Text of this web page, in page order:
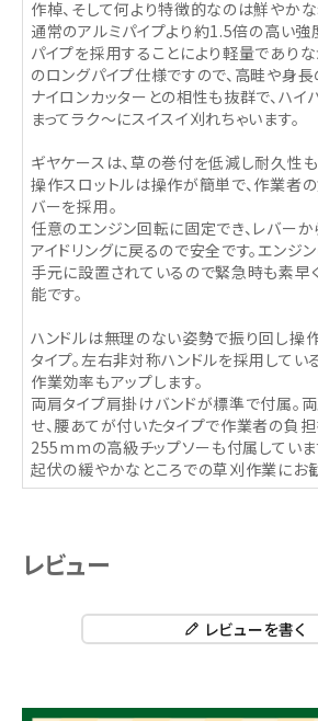
作棹、そして何より特徴的なのは鮮やかな
通常のアルミパイプより約1.5倍の高い強
パイプを採用することにより軽量であり
のロングパイプ仕様ですので、高畦や身長
ナイロンカッターとの相性も抜群で、ハイ
まってラク～にスイスイ刈れちゃいます。
ギヤケースは、草の巻付を低減し耐久性も
操作スロットルは操作が簡単で、作業者
バーを採用。
任意のエンジン回転に固定でき、レバー
アイドリングに戻るので安全です。エンジ
手元に設置されているので緊急時も素早
能です。
ハンドルは無理のない姿勢で振り回し操
タイプ。左右非対称ハンドルを採用してい
作業効率もアップします。
両肩タイプ肩掛けバンドが標準で付属。
せ、腰あてが付いたタイプで作業者の負担
255mmの高級チップソーも付属していま
起伏の緩やかなところでの草刈作業にお
レビュー
レビューを書く